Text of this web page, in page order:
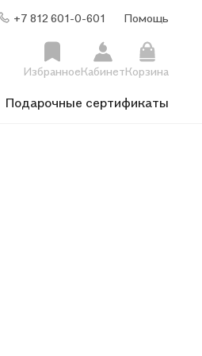
+7 812 601-0-601 Помощь
ИзбранноеКабинетКорзина
Подарочные сертификаты